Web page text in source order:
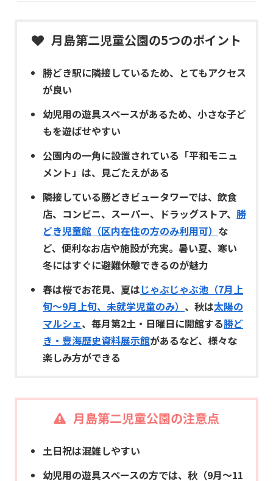
月島第二児童公園の5つのポイント
勝どき駅に隣接しているため、とてもアクセス
が良い
幼児用の遊具スペースがあるため、小さな子ど
もを遊ばせやすい
公園内の一角に設置されている「平和モニュ
メント」は、見ごたえがある
隣接している勝どきビュータワーでは、飲食
店、コンビニ、スーパー、ドラッグストア、 勝
どき児童館（区内在住の方のみ利用可） な
ど、便利なお店や施設が充実。暑い夏、寒い
冬にはすぐに避難休憩できるのが魅力
春は桜でお花見、夏はじゃぶじゃぶ池（7月上
旬～9月上旬、未就学児童のみ） 、秋は太陽の
マルシェ、毎月第2土・日曜日に開館する勝ど
き・豊海歴史資料展示館があるなど、様々な
楽しみ方ができる
月島第二児童公園の注意点
土日祝は混雑しやすい
幼児用の遊具スペースの方では、秋（9月～11